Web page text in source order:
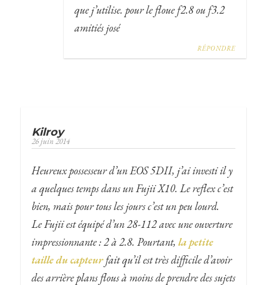
que j’utilise. pour le floue f2.8 ou f3.2
amitiés josé
RÉPONDRE
Kilroy
26 juin 2014
Heureux possesseur d’un EOS 5DII, j’ai investi il y
a quelques temps dans un Fujii X10. Le reflex c’est
bien, mais pour tous les jours c’est un peu lourd.
Le Fujii est équipé d’un 28-112 avec une ouverture
impressionnante : 2 à 2.8. Pourtant, la petite
taille du capteurfait qu’il est très difficile d’avoir
des arrière plans flous à moins de prendre des sujets